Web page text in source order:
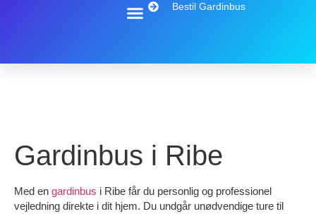
Bestil Gardinbus
Gardinbus i Ribe
Med en gardinbus i Ribe får du personlig og professionel
vejledning direkte i dit hjem. Du undgår unødvendige ture til